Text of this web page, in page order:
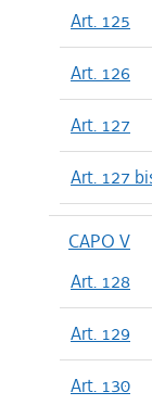
Art. 125
Art. 126
Art. 127
Art. 127
CAPO V
Art. 128
Art. 129
Art. 130